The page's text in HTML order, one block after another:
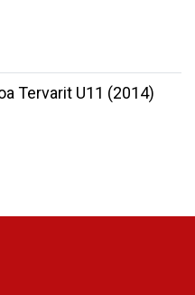
Tervarit U11 (2014)